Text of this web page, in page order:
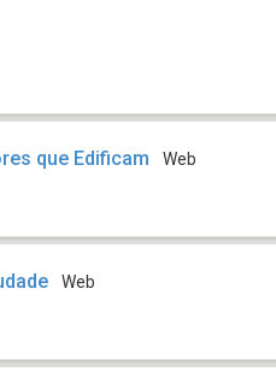
que Edificam Web
Web